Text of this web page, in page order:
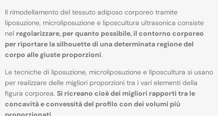
Il rimodellamento del tessuto adiposo corporeo tramite
liposuzione, microliposuzione e liposcultura ultrasonica consiste
nel regolarizzare, per quanto possibile, il contorno corporeo
per riportare la silhouette di una determinata regione del
corpo alle giuste proporzioni.
Le tecniche di liposuzione, microliposuzione e liposcultura si usano
per realizzare delle migliori proporzioni tra i vari elementi della
figura corporea. Si ricreano cioè dei migliori rapporti tra le
concavità e convessità del profilo con dei volumi più